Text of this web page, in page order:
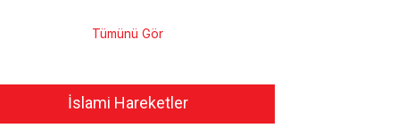
Tümünü Gör
İslami Hareketler